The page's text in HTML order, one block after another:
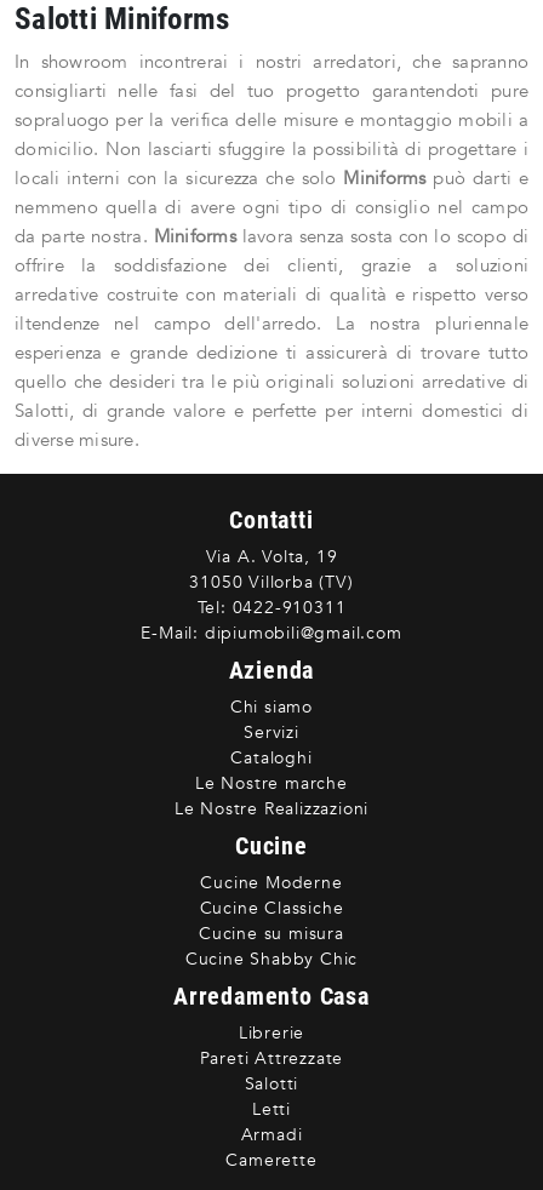
Salotti Miniforms
In showroom incontrerai i nostri arredatori, che sapranno
consigliarti nelle fasi del tuo progetto garantendoti pure
sopraluogo per la verifica delle misure e montaggio mobili a
domicilio. Non lasciarti sfuggire la possibilità di progettare i
locali interni con la sicurezza che solo Miniformspuò darti e
nemmeno quella di avere ogni tipo di consiglio nel campo
da parte nostra. Miniformslavora senza sosta con lo scopo di
offrire la soddisfazione dei clienti, grazie a soluzioni
arredative costruite con materiali di qualità e rispetto verso
iltendenze nel campo dell'arredo. La nostra pluriennale
esperienza e grande dedizione ti assicurerà di trovare tutto
quello che desideri tra le più originali soluzioni arredative di
Salotti, di grande valore e perfette per interni domestici di
diverse misure.
Contatti
Via A. Volta, 19
31050 Villorba (TV)
Tel: 0422-910311
E-Mail: dipiumobili@gmail.com
Azienda
Chi siamo
Servizi
Cataloghi
Le Nostre marche
Le Nostre Realizzazioni
Cucine
Cucine Moderne
Cucine Classiche
Cucine su misura
Cucine Shabby Chic
Arredamento Casa
Librerie
Pareti Attrezzate
Salotti
Letti
Armadi
Camerette